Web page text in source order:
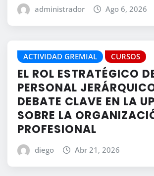
administrador Ago 6, 2026
ACTIVIDAD GREMIAL CURSOS
EL ROL ESTRATÉGICO
PERSONAL
DEBATE CLAVE EN LA
SOBRE LA
PROFESIONAL
diego Abr 21, 2026